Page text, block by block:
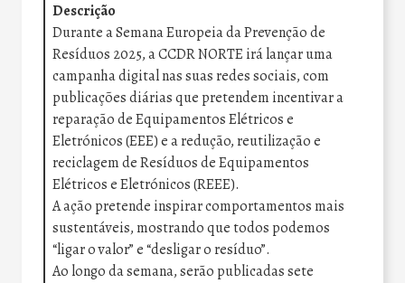
Descrição
Durante a Semana Europeia da Prevenção de
Resíduos 2025, a CCDR NORTE irá lançar uma
campanha digital nas suas redes sociais, com
publicações diárias que pretendem incentivar a
reparação de Equipamentos Elétricos e
Eletrónicos (EEE) e a redução, reutilização e
reciclagem de Resíduos de Equipamentos
Elétricos e Eletrónicos (REEE).
A ação pretende inspirar comportamentos mais
sustentáveis, mostrando que todos podemos
“ligar o valor” e “desligar o resíduo”.
Ao longo da semana, serão publicadas sete